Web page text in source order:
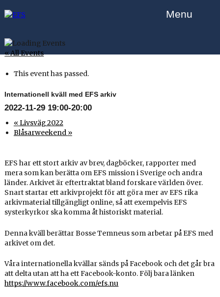
Menu
« All Events
This event has passed.
Internationell kväll med EFS arkiv
2022-11-29 19:00-20:00
«Livsväg 2022
Blåsarweekend »
EFS har ett stort arkiv av brev, dagböcker, rapporter med
mera som kan berätta om EFS mission i Sverige och andra
länder. Arkivet är eftertraktat bland forskare världen över.
Snart startar ett arkivprojekt för att göra mer av EFS rika
arkivmaterial tillgängligt online, så att exempelvis EFS
systerkyrkor ska komma åt historiskt material.
Denna kväll berättar Bosse Temneus som arbetar på EFS med
arkivet om det.
Våra internationella kvällar sänds på Facebook och det går bra
att delta utan att ha ett Facebook-konto. Följ bara länken
https://www.facebook.com/efs.nu